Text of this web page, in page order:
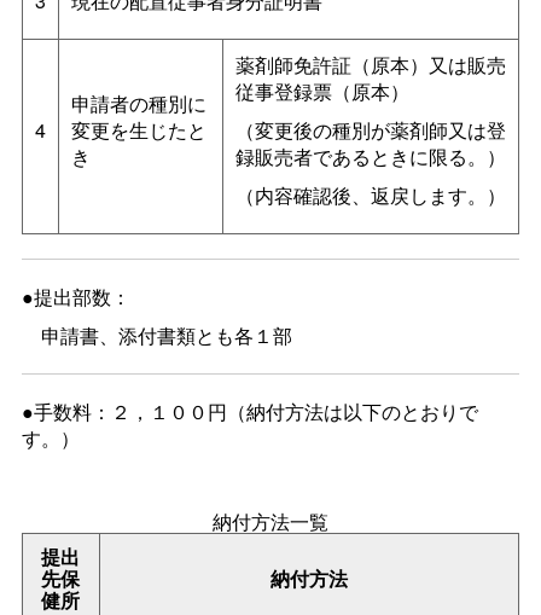
4
申請者の種別に
変更を生じたと
き
薬剤師免許証（原本）又は販売
従事登録票（原本）
（変更後の種別が薬剤師又は登
録販売者であるときに限る。）
（内容確認後、返戻します。）
●提出部数：
申請書、添付書類とも各１部
●手数料：２，１００円（納付方法は以下のとおりで
す。）
納付方法一覧
提出
先保
健所
納付方法